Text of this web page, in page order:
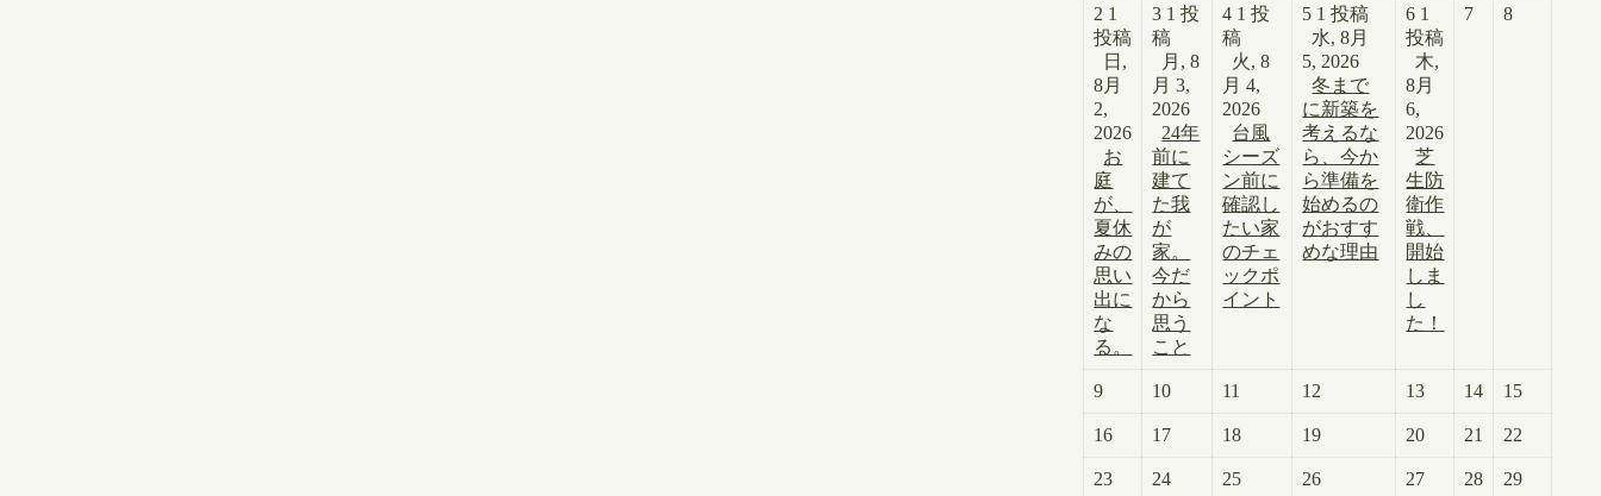
2 1
投稿
日,
8月
2,
2026
お
庭
が、
夏休
みの
思い
出に
な
る。
3 1 投
稿
月, 8
月 3,
2026
24年
前に
建て
た我
が
家。
今だ
から
思う
こと
4 1 投
稿
火, 8
月 4,
2026
台風
シーズ
ン前に
確認し
たい家
のチェ
ックポ
イント
5 1 投稿
水, 8月
5, 2026
冬まで
に新築を
考えるな
ら、今か
ら準備を
始めるの
がおすす
めな理由
6 1
投稿
木,
8月
6,
2026
芝
生防
衛作
戦、
開始
しま
し
た！
7 8
9 10 11 12 13 14 15
16 17 18 19 20 21 22
23 24 25 26 27 28 29